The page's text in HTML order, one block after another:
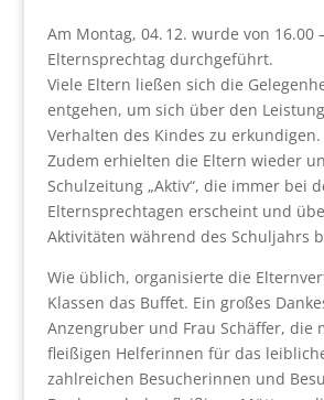
Am Montag, 04. 12. wurde von 16.00
Elternsprechtag durchgeführt.
Viele Eltern ließen sich die
entgehen, um sich über den
Verhalten des Kindes zu erkundigen.
Zudem erhielten die Eltern wieder
Schulzeitung „Aktiv“, die immer bei
Elternsprechtagen erscheint und
Aktivitäten während des Schuljahrs
Wie üblich, organisierte die
Klassen das Buffet. Ein großes
Anzengruber und Frau Schäffer, die
fleißigen Helferinnen für das
zahlreichen Besucherinnen und